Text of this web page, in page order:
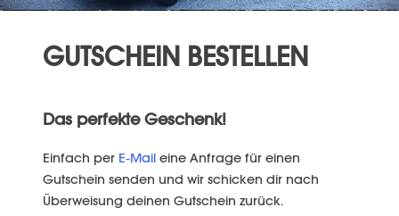
GUTSCHEIN BESTELLEN
Das perfekte Geschenk!
Einfach per E-Mail eine Anfrage für einen
Gutschein senden und wir schicken dir nach
Überweisung deinen Gutschein zurück.